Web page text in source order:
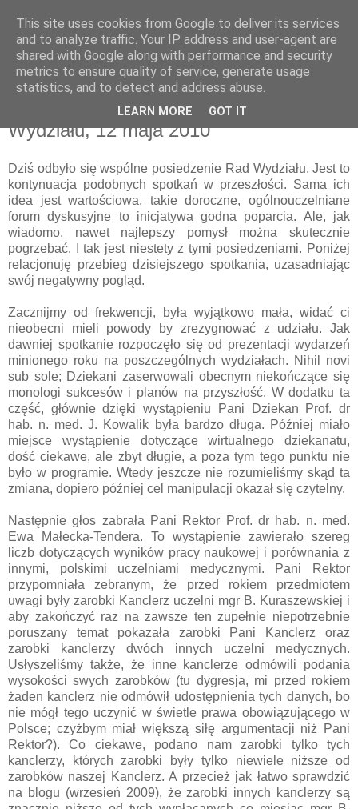
pluskiewicz.blogspot.com
środa, 12 maja 2010
Sprawozdanie z posiedzenia Rad
Wydziału, 12 maja 2010
Dziś odbyło się wspólne posiedzenie Rad Wydziału. Jest to
kontynuacja podobnych spotkań w przeszłości. Sama ich
idea jest wartościowa, takie doroczne, ogólnouczelniane
forum dyskusyjne to inicjatywa godna poparcia. Ale, jak
wiadomo, nawet najlepszy pomysł można skutecznie
pogrzebać. I tak jest niestety z tymi posiedzeniami. Poniżej
relacjonuję przebieg dzisiejszego spotkania, uzasadniając
swój negatywny pogląd.
Zacznijmy od frekwencji, była wyjątkowo mała, widać ci
nieobecni mieli powody by zrezygnować z udziału. Jak
dawniej spotkanie rozpoczęło się od prezentacji wydarzeń
minionego roku na poszczególnych wydziałach. Nihil novi
sub sole; Dziekani zaserwowali obecnym niekończące się
monologi sukcesów i planów na przyszłość. W dodatku ta
część, głównie dzięki wystąpieniu Pani Dziekan Prof. dr
hab. n. med. J. Kowalik była bardzo długa. Później miało
miejsce wystąpienie dotyczące wirtualnego dziekanatu,
dość ciekawe, ale zbyt długie, a poza tym tego punktu nie
było w programie. Wtedy jeszcze nie rozumieliśmy skąd ta
zmiana, dopiero później cel manipulacji okazał się czytelny.
Następnie głos zabrała Pani Rektor Prof. dr hab. n. med.
Ewa Małecka-Tendera. To wystąpienie zawierało szereg
liczb dotyczących wyników pracy naukowej i porównania z
innymi, polskimi uczelniami medycznymi. Pani Rektor
przypomniała zebranym, że przed rokiem przedmiotem
uwagi były zarobki Kanclerz uczelni mgr B. Kuraszewskiej i
aby zakończyć raz na zawsze ten zupełnie niepotrzebnie
poruszany temat pokazała zarobki Pani Kanclerz oraz
zarobki kanclerzy dwóch innych uczelni medycznych.
Usłyszeliśmy także, że inne kanclerze odmówili podania
wysokości swych zarobków (tu dygresja, mi przed rokiem
żaden kanclerz nie odmówił udostępnienia tych danych, bo
nie mógł tego uczynić w świetle prawa obowiązującego w
Polsce; czyżbym miał większą siłę argumentacji niż Pani
Rektor?). Co ciekawe, podano nam zarobki tylko tych
kanclerzy, których zarobki były tylko niewiele niższe od
zarobków naszej Kanclerz. A przecież jak łatwo sprawdzić
na blogu (wrzesień 2009), że zarobki innych kanclerzy są
This site uses cookies from Google to deliver its services
and to analyze traffic. Your IP address and user-agent are
shared with Google along with performance and security
metrics to ensure quality of service, generate usage
statistics, and to detect and address abuse.
LEARN MORE GOT IT